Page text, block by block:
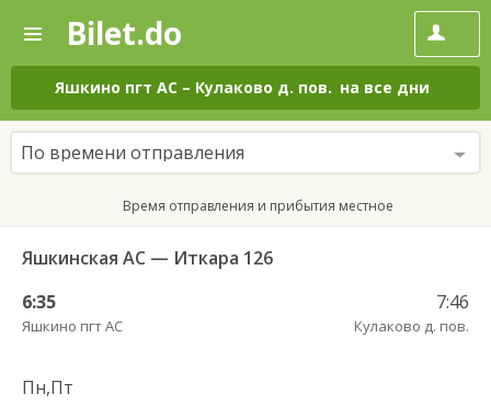
—
Поиск
и
покупка
билетов
на
автобус
онлайн
Bilet.do
Яшкино пгт АС – Кулаково д. пов. на все дни
По времени отправления
Время отправления и прибытия местное
Яшкинская АС — Иткара 126
6:35
Яшкино пгт АС
7:46
Кулаково д. пов.
Пн,Пт